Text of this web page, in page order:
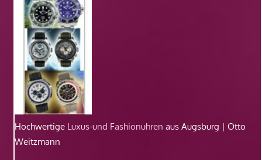
Hochwertige Luxus-und Fashionuhren aus Augsburg | Otto
Weitzmann